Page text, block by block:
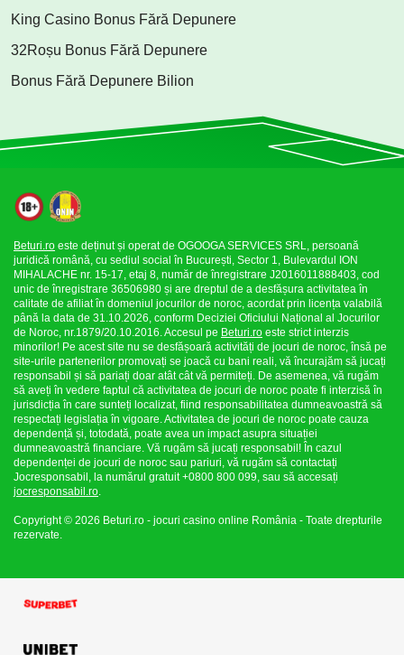
King Casino Bonus Fără Depunere
32Roșu Bonus Fără Depunere
Bonus Fără Depunere Bilion
Beturi.ro este deținut și operat de OGOOGA SERVICES SRL, persoană
juridică română, cu sediul social în București, Sector 1, Bulevardul ION
MIHALACHE nr. 15-17, etaj 8, număr de înregistrare J2016011888403, cod
unic de înregistrare 36506980 și are dreptul de a desfășura activitatea în
calitate de afiliat în domeniul jocurilor de noroc, acordat prin licența valabilă
până la data de 31.10.2026, conform Deciziei Oficiului Național al Jocurilor
de Noroc, nr.1879/20.10.2016. Accesul pe Beturi.ro este strict interzis
minorilor! Pe acest site nu se desfășoară activități de jocuri de noroc, însă pe
site-urile partenerilor promovați se joacă cu bani reali, vă încurajăm să jucați
responsabil și să pariați doar atât cât vă permiteți. De asemenea, vă rugăm
să aveți în vedere faptul că activitatea de jocuri de noroc poate fi interzisă în
jurisdicția în care sunteți localizat, fiind responsabilitatea dumneavoastră să
respectați legislația în vigoare. Activitatea de jocuri de noroc poate cauza
dependență și, totodată, poate avea un impact asupra situației
dumneavoastră financiare. Vă rugăm să jucați responsabil! În cazul
dependenței de jocuri de noroc sau pariuri, vă rugăm să contactați
Jocresponsabil, la numărul gratuit +0800 800 099, sau să accesați
jocresponsabil.ro.
Copyright © 2026 Beturi.ro - jocuri casino online România - Toate drepturile
rezervate.